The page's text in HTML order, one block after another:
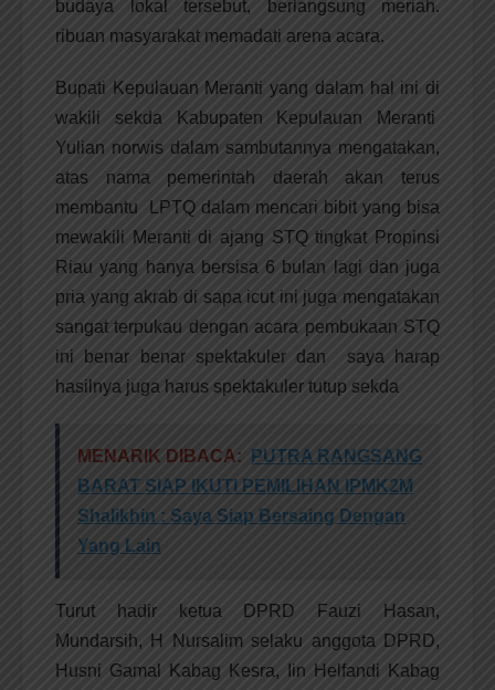
budaya lokal tersebut, berlangsung meriah.
ribuan masyarakat memadati arena acara.
Bupati Kepulauan Meranti yang dalam hal ini di
wakili sekda Kabupaten Kepulauan Meranti
Yulian norwis dalam sambutannya mengatakan,
atas nama pemerintah daerah akan terus
membantu LPTQ dalam mencari bibit yang bisa
mewakili Meranti di ajang STQ tingkat Propinsi
Riau yang hanya bersisa 6 bulan lagi dan juga
pria yang akrab di sapa icut ini juga mengatakan
sangat terpukau dengan acara pembukaan STQ
ini benar benar spektakuler dan saya harap
hasilnya juga harus spektakuler tutup sekda
MENARIK DIBACA:
PUTRA RANGSANG
BARAT SIAP IKUTI PEMILIHAN IPMK2M
Shalikhin : Saya Siap Bersaing Dengan
Yang Lain
Turut hadir ketua DPRD Fauzi Hasan,
Mundarsih, H Nursalim selaku anggota DPRD,
Husni Gamal Kabag Kesra, Iin Helfandi Kabag